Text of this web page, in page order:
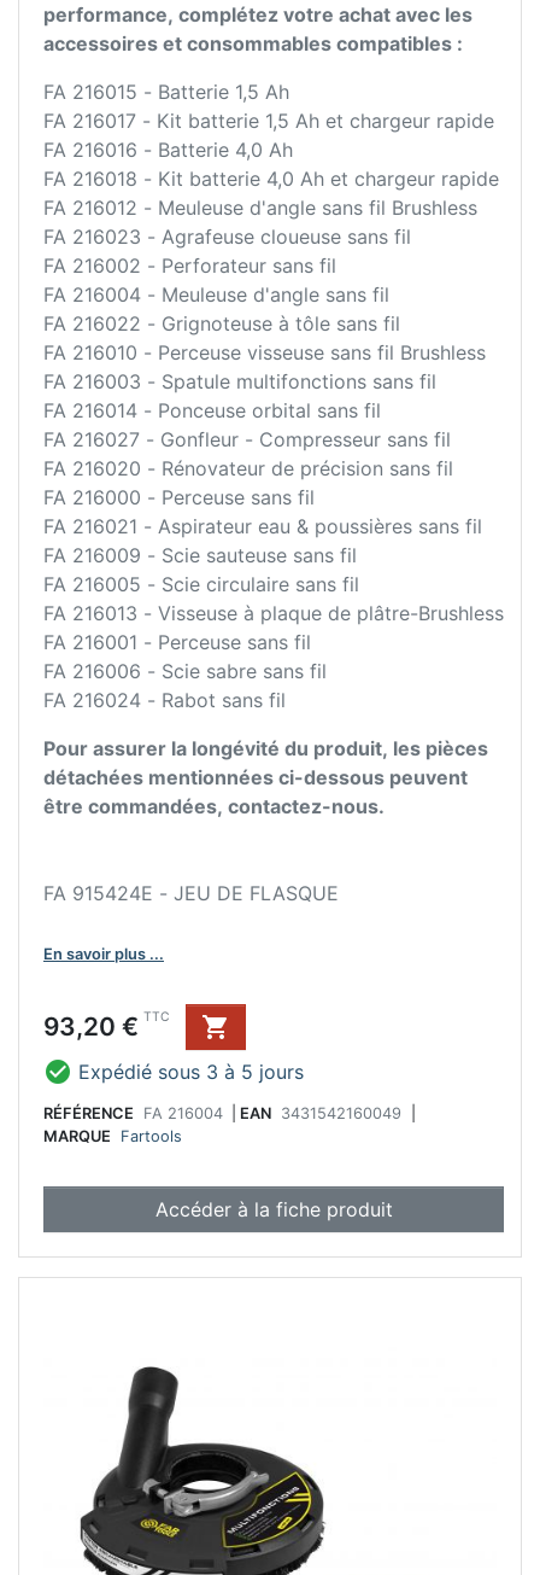
performance, complétez votre achat avec les
accessoires et consommables compatibles :
FA 216015 - Batterie 1,5 Ah
FA 216017 - Kit batterie 1,5 Ah et chargeur rapide
FA 216016 - Batterie 4,0 Ah
FA 216018 - Kit batterie 4,0 Ah et chargeur rapide
FA 216012 - Meuleuse d'angle sans fil Brushless
FA 216023 - Agrafeuse cloueuse sans fil
FA 216002 - Perforateur sans fil
FA 216004 - Meuleuse d'angle sans fil
FA 216022 - Grignoteuse à tôle sans fil
FA 216010 - Perceuse visseuse sans fil Brushless
FA 216003 - Spatule multifonctions sans fil
FA 216014 - Ponceuse orbital sans fil
FA 216027 - Gonfleur - Compresseur sans fil
FA 216020 - Rénovateur de précision sans fil
FA 216000 - Perceuse sans fil
FA 216021 - Aspirateur eau & poussières sans fil
FA 216009 - Scie sauteuse sans fil
FA 216005 - Scie circulaire sans fil
FA 216013 - Visseuse à plaque de plâtre-Brushless
FA 216001 - Perceuse sans fil
FA 216006 - Scie sabre sans fil
FA 216024 - Rabot sans fil
Pour assurer la longévité du produit, les pièces
détachées mentionnées ci-dessous peuvent
être commandées, contactez-nous.
FA 915424E - JEU DE FLASQUE
En savoir plus ...
Prix
93,20 € TTC

 Expédié sous 3 à 5 jours
RÉFÉRENCE FA 216004 EAN 3431542160049
MARQUE
Fartools
Accéder à la fiche produit